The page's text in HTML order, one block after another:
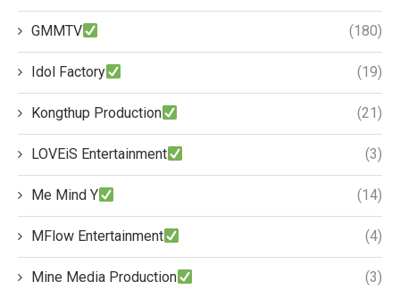
GMMTV (180)
Idol Factory (19)
Kongthup Production (21)
LOVEiS Entertainment (3)
Me Mind Y (14)
MFlow Entertainment (4)
Mine Media Production (3)